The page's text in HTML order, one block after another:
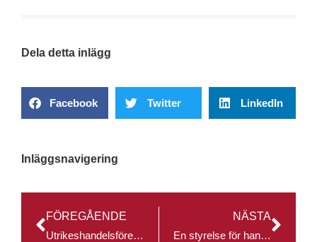
Dela detta inlägg
Facebook Twitter LinkedIn
Inläggsnavigering
FÖREGÅENDE
Utrikeshandelsföreningen tipsar: SEK – Då kan de båda statliga exportfrämjarna hjälpa dig
NÄSTA
En styrelse för handelsfrämjande uppdrag